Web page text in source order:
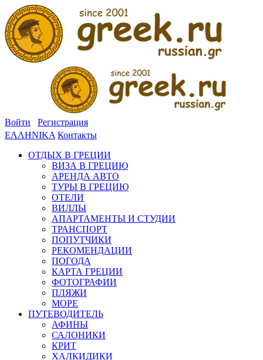
Войти
Регистрация
ΕΛΛΗΝΙΚΑ Контакты
ОТДЫХ В ГРЕЦИИ
ВИЗА В ГРЕЦИЮ
АРЕНДА АВТО
ТУРЫ В ГРЕЦИЮ
ОТЕЛИ
ВИЛЛЫ
АПАРТАМЕНТЫ И СТУДИИ
ТРАНСПОРТ
ПОПУТЧИКИ
РЕКОМЕНДАЦИИ
ПОГОДА
КАРТА ГРЕЦИИ
ФОТОГРАФИИ
ПЛЯЖИ
МОРЕ
ПУТЕВОДИТЕЛЬ
АФИНЫ
САЛОНИКИ
КРИТ
ХАЛКИДИКИ